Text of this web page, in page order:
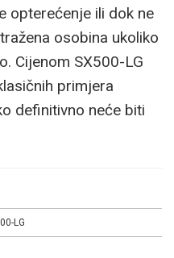
opterećenje ili dok ne
osobina ukoliko
Cijenom SX500-LG
primjera
definitivno neće biti
LG